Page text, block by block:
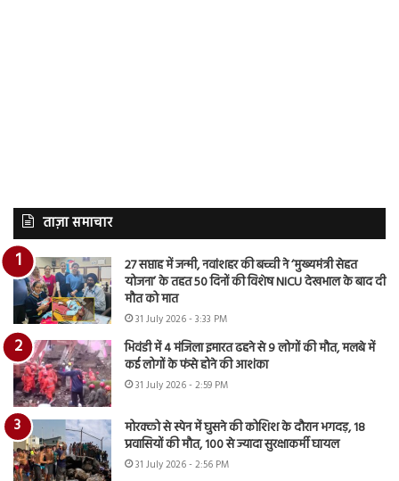
ताज़ा समाचार
27 सप्ताह में जन्मी, नवांशहर की बच्ची ने ‘मुख्यमंत्री सेहत
योजना’ के तहत 50 दिनों की विशेष NICU देखभाल के बाद दी
मौत को मात
31 July 2026 - 3:33 PM
भिवंडी में 4 मंजिला इमारत ढहने से 9 लोगों की मौत, मलबे में
कई लोगों के फंसे होने की आशंका
31 July 2026 - 2:59 PM
मोरक्को से स्पेन में घुसने की कोशिश के दौरान भगदड़, 18
प्रवासियों की मौत, 100 से ज्यादा सुरक्षाकर्मी घायल
31 July 2026 - 2:56 PM